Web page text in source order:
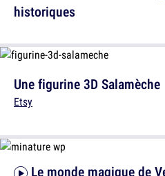
Une figurine 3D Salamèche
Etsy
historiques
Le monde magique de